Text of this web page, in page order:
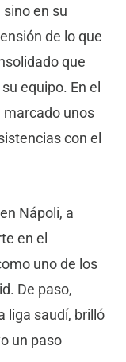
en su
de lo que
que
equipo. En el
marcado unos
con el
Nápoli, a
en el
uno de los
De paso,
liga saudí, brilló
un paso